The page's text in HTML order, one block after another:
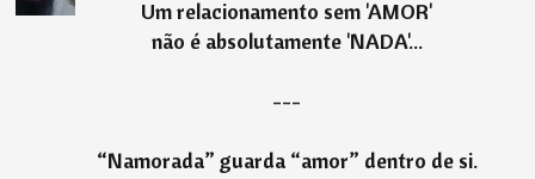
Um relacionamento sem 'AMOR'
não é absolutamente 'NADA'...
---
“Namorada” guarda “amor” dentro de si.